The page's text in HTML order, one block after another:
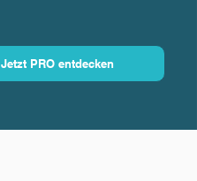
Jetzt PRO entdecken